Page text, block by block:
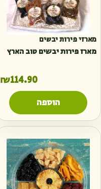
מארזי פירות יבשים
מארז פירות יבשים טוב הארץ
₪114.90
הוספה